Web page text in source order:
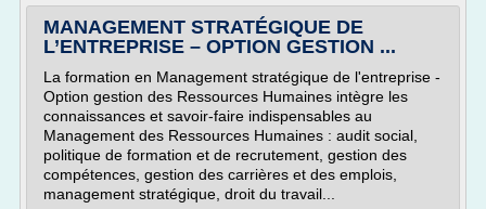
MANAGEMENT STRATÉGIQUE DE
L’ENTREPRISE – OPTION GESTION ...
La formation en Management stratégique de l'entreprise -
Option gestion des Ressources Humaines intègre les
connaissances et savoir-faire indispensables au
Management des Ressources Humaines : audit social,
politique de formation et de recrutement, gestion des
compétences, gestion des carrières et des emplois,
management stratégique, droit du travail...